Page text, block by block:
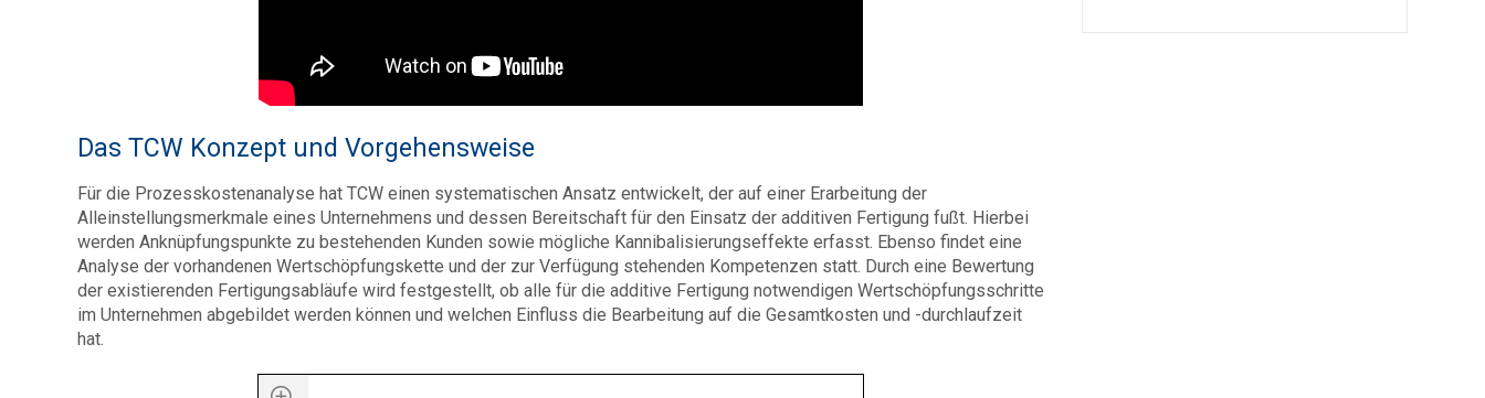
Das TCW Konzept und Vorgehensweise
Für die Prozesskostenanalyse hat TCW einen systematischen Ansatz entwickelt, der auf einer Erarbeitung der
Alleinstellungsmerkmale eines Unternehmens und dessen Bereitschaft für den Einsatz der additiven Fertigung fußt. Hierbei
werden Anknüpfungspunkte zu bestehenden Kunden sowie mögliche Kannibalisierungseffekte erfasst. Ebenso findet eine
Analyse der vorhandenen Wertschöpfungskette und der zur Verfügung stehenden Kompetenzen statt. Durch eine Bewertung
der existierenden Fertigungsabläufe wird festgestellt, ob alle für die additive Fertigung notwendigen Wertschöpfungsschritte
im Unternehmen abgebildet werden können und welchen Einfluss die Bearbeitung auf die Gesamtkosten und -durchlaufzeit
hat.